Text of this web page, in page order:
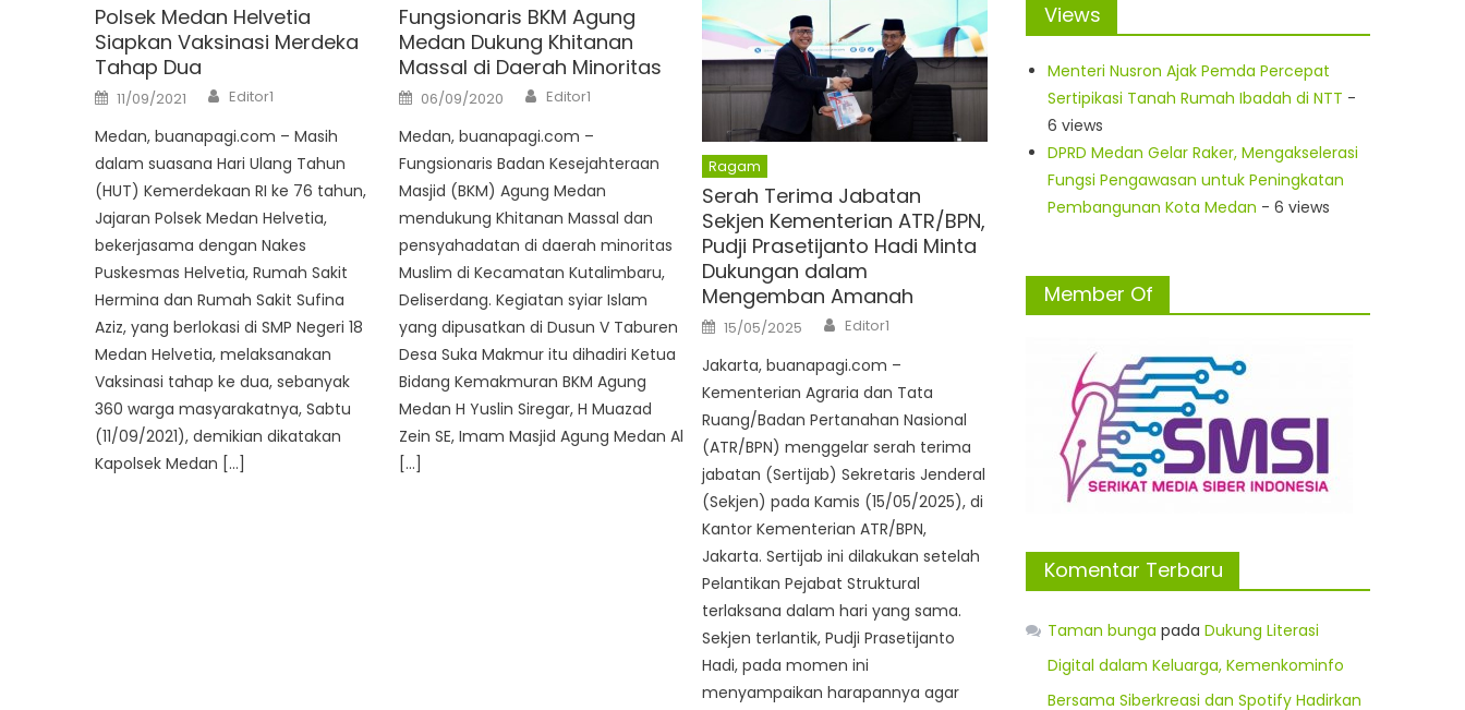
Polsek Medan Helvetia
Siapkan Vaksinasi Merdeka
Tahap Dua
Posted
on
11/09/2021 Author
Editor1
Medan, buanapagi.com – Masih
dalam suasana Hari Ulang Tahun
(HUT) Kemerdekaan RI ke 76 tahun,
Jajaran Polsek Medan Helvetia,
bekerjasama dengan Nakes
Puskesmas Helvetia, Rumah Sakit
Hermina dan Rumah Sakit Sufina
Aziz, yang berlokasi di SMP Negeri 18
Medan Helvetia, melaksanakan
Vaksinasi tahap ke dua, sebanyak
360 warga masyarakatnya, Sabtu
(11/09/2021), demikian dikatakan
Kapolsek Medan […]
Fungsionaris BKM Agung
Medan Dukung Khitanan
Massal di Daerah Minoritas
Posted
on
06/09/2020 Author
Editor1
Medan, buanapagi.com –
Fungsionaris Badan Kesejahteraan
Masjid (BKM) Agung Medan
mendukung Khitanan Massal dan
pensyahadatan di daerah minoritas
Muslim di Kecamatan Kutalimbaru,
Deliserdang. Kegiatan syiar Islam
yang dipusatkan di Dusun V Taburen
Desa Suka Makmur itu dihadiri Ketua
Bidang Kemakmuran BKM Agung
Medan H Yuslin Siregar, H Muazad
Zein SE, Imam Masjid Agung Medan Al
[…]
Ragam
Serah Terima Jabatan
Sekjen Kementerian ATR/BPN,
Pudji Prasetijanto Hadi Minta
Dukungan dalam
Mengemban Amanah
Posted
on
15/05/2025 Author
Editor1
Jakarta, buanapagi.com –
Kementerian Agraria dan Tata
Ruang/Badan Pertanahan Nasional
(ATR/BPN) menggelar serah terima
jabatan (Sertijab) Sekretaris Jenderal
(Sekjen) pada Kamis (15/05/2025), di
Kantor Kementerian ATR/BPN,
Jakarta. Sertijab ini dilakukan setelah
Pelantikan Pejabat Struktural
terlaksana dalam hari yang sama.
Sekjen terlantik, Pudji Prasetijanto
Hadi, pada momen ini
menyampaikan harapannya agar
Views
Menteri Nusron Ajak Pemda Percepat
Sertipikasi Tanah Rumah Ibadah di NTT -
6 views
DPRD Medan Gelar Raker, Mengakselerasi
Fungsi Pengawasan untuk Peningkatan
Pembangunan Kota Medan - 6 views
Member Of
Komentar Terbaru
Taman bunga padaDukung Literasi
Digital dalam Keluarga, Kemenkominfo
Bersama Siberkreasi dan Spotify Hadirkan